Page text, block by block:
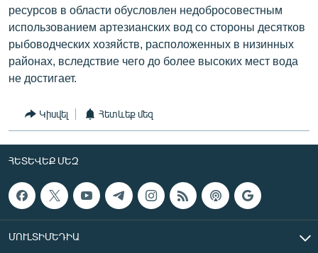
ресурсов в области обусловлен недобросовестным
использованием артезианских вод со стороны десятков
рыбоводческих хозяйств, расположенных в низинных
районах, вследствие чего до более высоких мест вода
не достигает.
Կիսվել Հետևեք մեզ
ՀԵՏԵՎԵՔ ՄԵԶ
ՄՈՒԼՏԻՄԵԴԻԱ